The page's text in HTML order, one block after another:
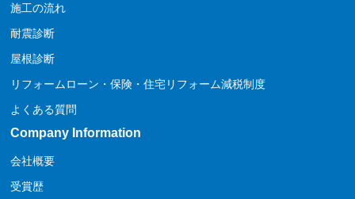
施工の流れ
耐震診断
屋根診断
リフォームローン・保険・住宅リフォーム減税制度
よくある質問
Company Information
会社概要
受賞歴